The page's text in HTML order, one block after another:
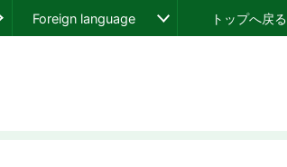
Foreign language トップへ戻る